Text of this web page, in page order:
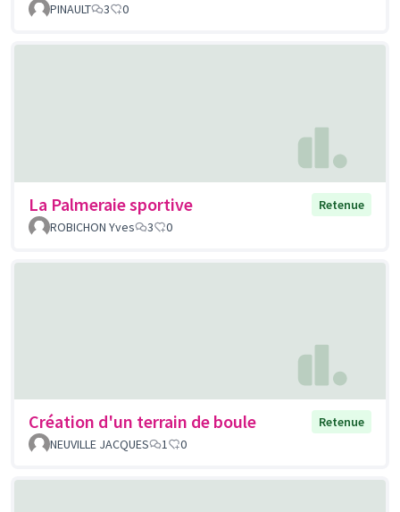
PINAULT 3 0
La Palmeraie sportive
Retenue
ROBICHON Yves
3 0
Création d'un terrain de boule
Retenue
NEUVILLE JACQUES
1 0